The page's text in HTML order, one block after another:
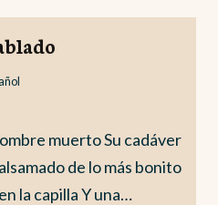
muerto Su cadáver
de lo más bonito
la capilla Y una…